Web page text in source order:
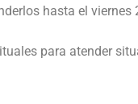
hasta el viernes
para atender